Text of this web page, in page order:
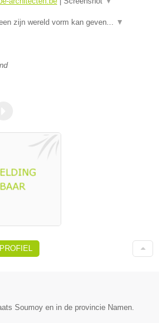
zijn wereld vorm kan geven... ▼
Soumoy en in de provincie Namen.